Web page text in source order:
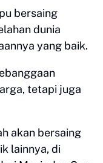
bersaing
dunia
yang baik.
tetapi juga
akan bersaing
lainnya, di